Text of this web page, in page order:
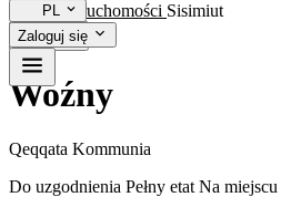
PL
Zaloguj się
Usługi nieruchomości Sisimiut
Woźny
Qeqqata Kommunia
Do uzgodnienia Pełny etat Na miejscu